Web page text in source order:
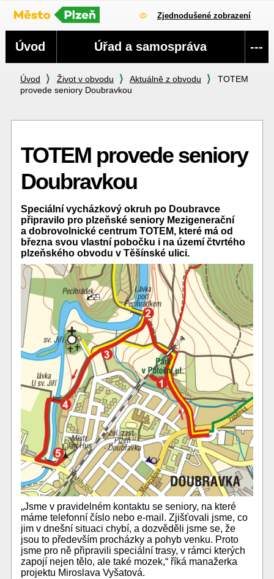
Zjednodušené zobrazení
Úvod Život v obvodu Aktuálně z obvodu
TOTEM
provede seniory Doubravkou
TOTEM provede seniory
Doubravkou
Speciální vycházkový okruh po Doubravce
připravilo pro plzeňské seniory Mezigenerační
a dobrovolnické centrum TOTEM, které má od
března svou vlastní pobočku i na území čtvrtého
plzeňského obvodu v Těšínské ulici.
„Jsme v pravidelném kontaktu se seniory, na které
máme telefonní číslo nebo e-mail. Zjišťovali jsme, co
jim v dnešní situaci chybí, a dozvěděli jsme se, že
jsou to především procházky a pohyb venku. Proto
jsme pro ně připravili speciální trasy, v rámci kterých
zapojí nejen tělo, ale také mozek,“ říká manažerka
projektu Miroslava Vyšatová.
Navigace
Úvod Úřad a samospráva ---